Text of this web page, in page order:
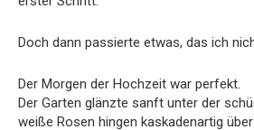
Doch dann passierte etwas, das ich
Der Morgen der Hochzeit war perfekt.
Der Garten glänzte sanft unter der
weiße Rosen hingen kaskadenartig